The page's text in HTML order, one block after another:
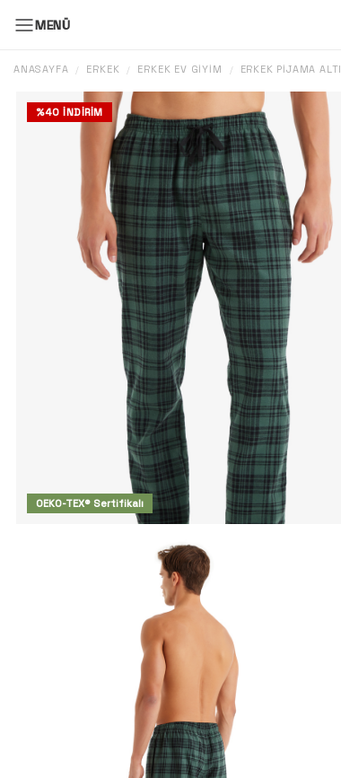
MENÜ
ANASAYFA / ERKEK / ERKEK EV GIYIM / ERKEK PIJAMA ALTI
%40 İNDIRIM
OEKO-TEX® Sertifikalı